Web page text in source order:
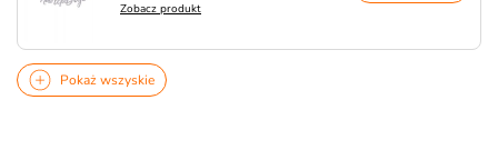
Zobacz produkt
Pokaż wszyskie